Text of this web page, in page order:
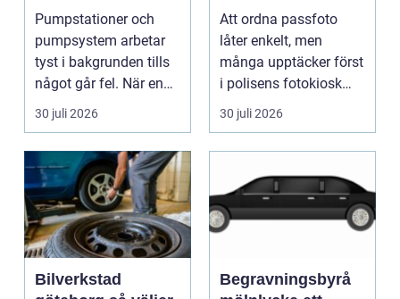
du driftsäkra
anläggningar året
runt
Pumpstationer och
pumpsystem arbetar
tyst i bakgrunden tills
något går fel. När en
pump stannar hand...
30 juli 2026
utan stress
Att ordna passfoto
låter enkelt, men
många upptäcker först
i polisens fotokiosk
eller hos fotografen...
30 juli 2026
Bilverkstad
Begravningsbyrå